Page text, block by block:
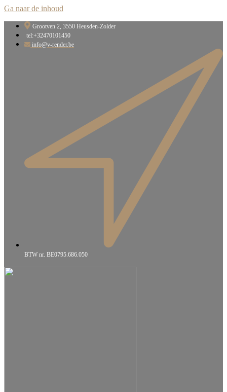
Ga naar de inhoud
Grootven 2, 3550 Heusden-Zolder​
tel:+32470101450
info@v-render.be
BTW nr. BE0795.686.050